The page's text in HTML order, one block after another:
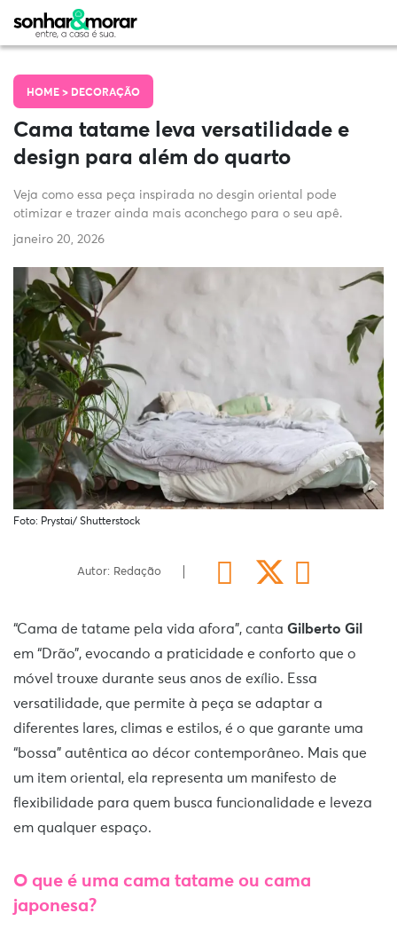
HOME > DECORAÇÃO
Cama tatame leva versatilidade e
design para além do quarto
Veja como essa peça inspirada no desgin oriental pode
otimizar e trazer ainda mais aconchego para o seu apê.
janeiro 20, 2026
Foto: Prystai/ Shutterstock
Autor: Redação
“Cama de tatame pela vida afora”, canta Gilberto Gil
em “Drão”, evocando a praticidade e conforto que o
móvel trouxe durante seus anos de exílio. Essa
versatilidade, que permite à peça se adaptar a
diferentes lares, climas e estilos, é o que garante uma
“bossa” autêntica ao décor contemporâneo. Mais que
um item oriental, ela representa um manifesto de
flexibilidade para quem busca funcionalidade e leveza
em qualquer espaço.
O que é uma cama tatame ou cama
japonesa?